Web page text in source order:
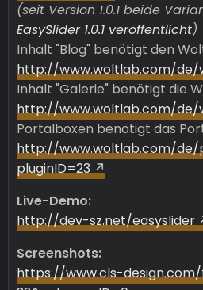
(seit Version 1.0.1 beide
EasySlider 1.0.1 veröffentlicht)
Inhalt "Blog" benötigt den
http://www.woltlab.com/
Inhalt "Galerie" benötigt die
http://www.woltlab.com/
Portalboxen benötigt das
http://www.woltlab.com/de/
pluginID=23
Live-Demo:
http://dev-sz.net/easyslider
Screenshots:
https://www.cls-